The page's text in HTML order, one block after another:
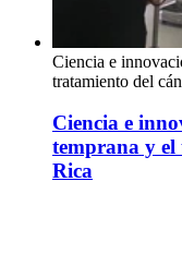
Ciencia e
tratamiento del
Ciencia e
temprana y el
Rica